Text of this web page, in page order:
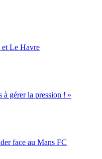
et Le Havre
à gérer la pression ! »
face au Mans FC